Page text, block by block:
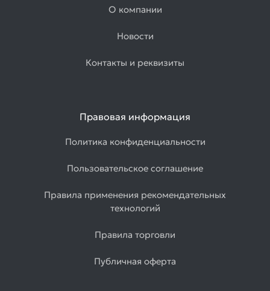
О компании
Новости
Контакты и реквизиты
Правовая информация
Политика конфиденциальности
Пользовательское соглашение
Правила применения рекомендательных
технологий
Правила торговли
Публичная оферта